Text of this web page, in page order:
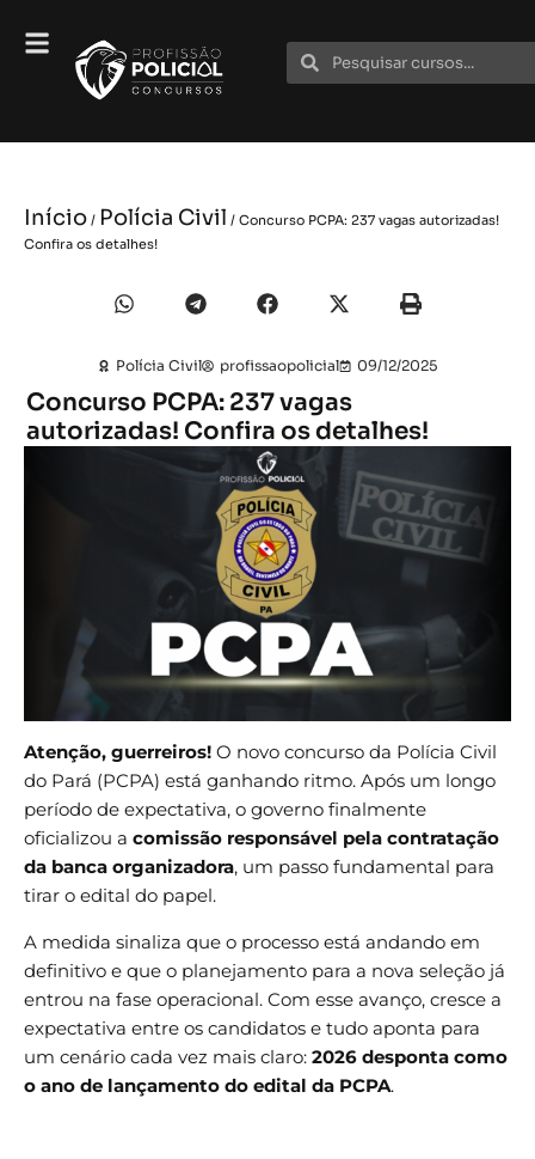
Início / Polícia Civil / Concurso PCPA: 237 vagas autorizadas!
Confira os detalhes!
Polícia Civil profissaopolicial 09/12/2025
Concurso PCPA: 237 vagas
autorizadas! Confira os detalhes!
Atenção, guerreiros! O novo concurso da Polícia Civil
do Pará (PCPA) está ganhando ritmo. Após um longo
período de expectativa, o governo finalmente
oficializou a comissão responsável pela contratação
da banca organizadora, um passo fundamental para
tirar o edital do papel.
A medida sinaliza que o processo está andando em
definitivo e que o planejamento para a nova seleção já
entrou na fase operacional. Com esse avanço, cresce a
expectativa entre os candidatos e tudo aponta para
um cenário cada vez mais claro: 2026 desponta como
o ano de lançamento do edital da PCPA.